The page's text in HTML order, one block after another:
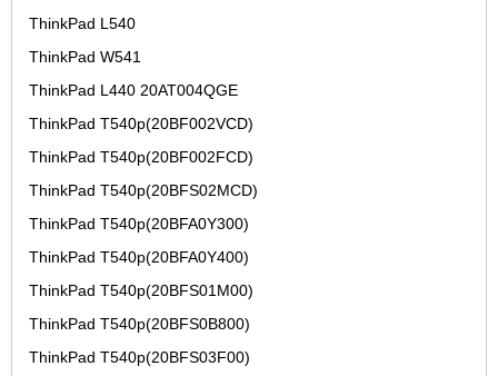
ThinkPad L540
ThinkPad W541
ThinkPad L440 20AT004QGE
ThinkPad T540p(20BF002VCD)
ThinkPad T540p(20BF002FCD)
ThinkPad T540p(20BFS02MCD)
ThinkPad T540p(20BFA0Y300)
ThinkPad T540p(20BFA0Y400)
ThinkPad T540p(20BFS01M00)
ThinkPad T540p(20BFS0B800)
ThinkPad T540p(20BFS03F00)